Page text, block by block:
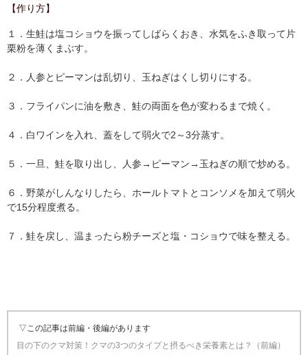
【作り方】
１．生鮭は塩コショウを振ってしばらくおき、水気をふき取って片
栗粉を薄くまぶす。
２．人参とピーマンは乱切り、玉ねぎはくし切りにする。
３．フライパンに油を敷き、鮭の両面を色が変わるまで焼く。
４．白ワインを入れ、蓋をして弱火で2～3分蒸す。
５．一旦、鮭を取り出し、人参→ピーマン→玉ねぎの順で炒める。
６．野菜がしんなりしたら、ホールトマトとコンソメを加えて弱火
で15分程度煮る。
７．鮭を戻し、温まったら粉チーズと塩・コショウで味を整える。
▽この記事は前編・後編があります
目の下のクマ対策！クマの3つのタイプと摂るべき栄養素とは？（前編）